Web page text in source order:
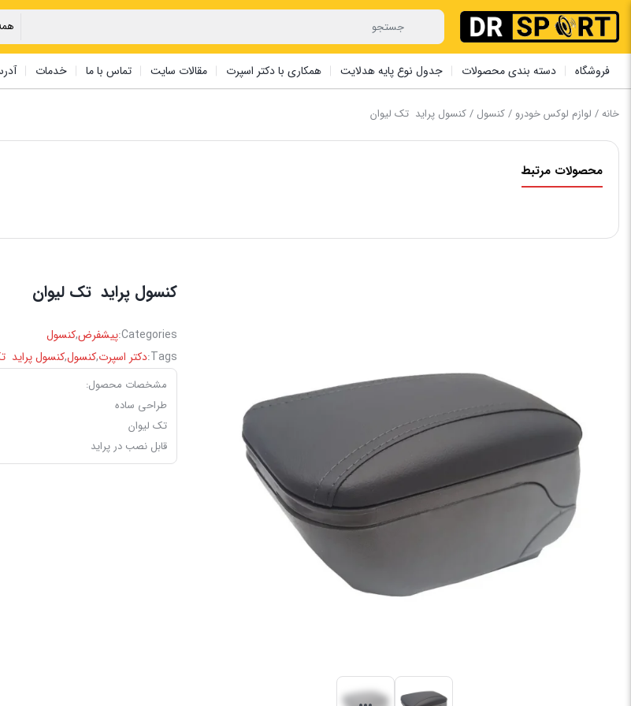
فروشگاه دسته بندی محصولات جدول نوع پایه هدلایت همکاری با دکتر اسپرت مقالات سایت تماس با ما خدمات
خانه/ لوازم لوکس خودرو /کنسول / ‏کنسول ‏پراید ‏ تک ‏لیوان ‏
محصولات مرتبط
‏کنسول ‏پراید ‏ تک ‏لیوان ‏
Categories:پیشفرض,کنسول
Tags: دکتر اسپرت,کنسول,‏کنسول ‏پراید
مشخصات محصول:
طراحی ساده
تک لیوان
قابل نصب در پراید